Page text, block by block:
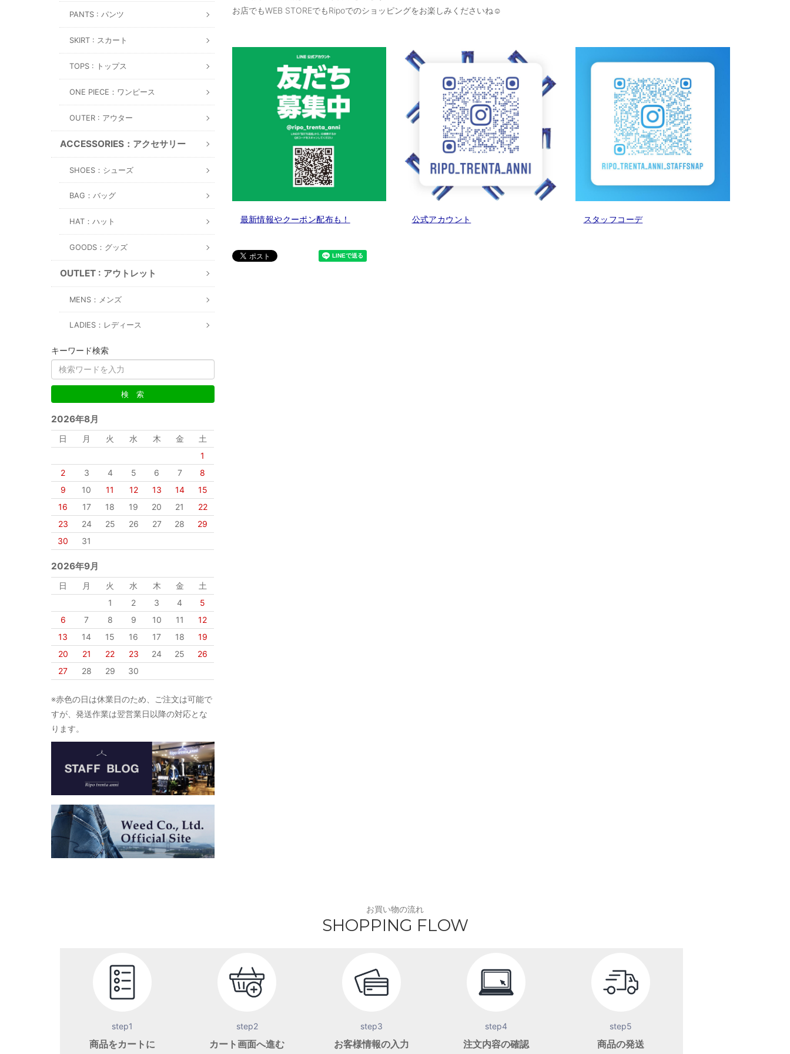
PANTS : パンツ
SKIRT : スカート
TOPS : トップス
ONE PIECE：ワンピース
OUTER : アウター
ACCESSORIES：アクセサリー
SHOES：シューズ
BAG：バッグ
HAT：ハット
GOODS：グッズ
OUTLET : アウトレット
MENS：メンズ
LADIES：レディース
キーワード検索
2026年8月
日 月 火 水 木 金
土
1
2
3 4 5 6 7
8
9
10 11 12 13 14
15
16
17 18 19 20 21
22
23
24 25 26 27 28
29
30
31
2026年9月
日 月 火 水 木 金
土
1
2 3 4
5
6
7 8 9 10 11
12
13
14 15 16 17 18
19
20
21 22 23 24 25
26
27
28 29 30
※赤色の日は休業日のため、ご注文は可能で
すが、発送作業は翌営業日以降の対応とな
ります。
お店でもWEB STOREでもRipoでのショッピングをお楽しみくださいね☺
最新情報やクーポン配布も！ 公式アカウント スタッフコーデ
お買い物の流れ
SHOPPING FLOW
step1
商品をカートに
step2
カート画面へ進む
step3
お客様情報の入力
step4
注文内容の確認
step5
商品の発送